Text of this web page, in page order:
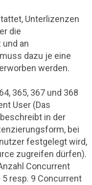
Unterlizenzen
die
an
dazu je eine
werden.
365, 367 und 368
User (Das
in der
bei
festgelegt wird,
zugreifen dürfen).
Concurrent
5 resp. 9 Concurrent